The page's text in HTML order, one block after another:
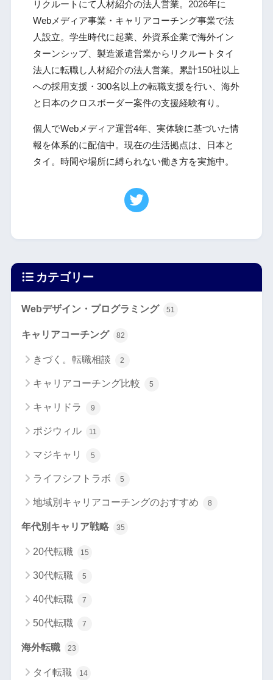
リクルートにて人材紹介の法人営業。2026年に
Webメディア事業・キャリアコーチング事業で法
人設立。学生時代に起業、外資系企業で海外イン
ターンシップ、製造派遣営業からリクルートタイ
法人に転職し人材紹介の法人営業。累計150社以上
への採用支援・300名以上の転職支援を行い、海外
と日本のクロスボーダー案件の支援経験有り。
個人でWebメディア運営4年、実体験に基づいた情
報を体系的に配信中。現在の生活拠点は、日本と
タイ。時間や場所に縛られない働き方を実施中。
カテゴリー
Webデザイン・プログラミング 51
キャリアコーチング 82
きづく。転職相談 2
キャリアコーチング比較 5
キャリドラ 9
ポジウィル 11
マジキャリ 5
ライフシフトラボ 5
地域別キャリアコーチングのおすすめ 8
年代別キャリア戦略 35
20代転職 15
30代転職 5
40代転職 7
50代転職 7
海外転職 23
タイ転職 14